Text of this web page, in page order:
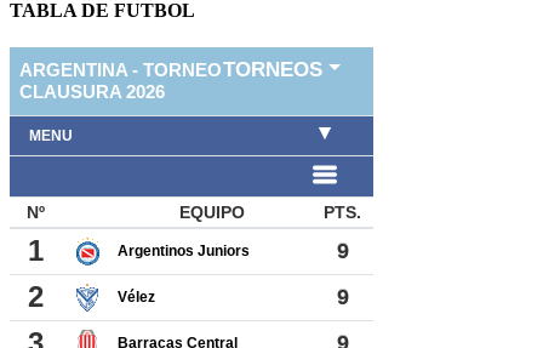
TABLA DE FUTBOL